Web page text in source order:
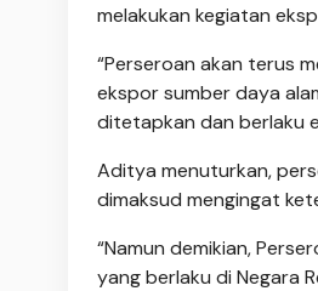
melakukan kegiatan
“Perseroan akan terus
ekspor sumber daya
ditetapkan dan berlaku
Aditya menuturkan,
dimaksud mengingat
“Namun demikian,
yang berlaku di Negara